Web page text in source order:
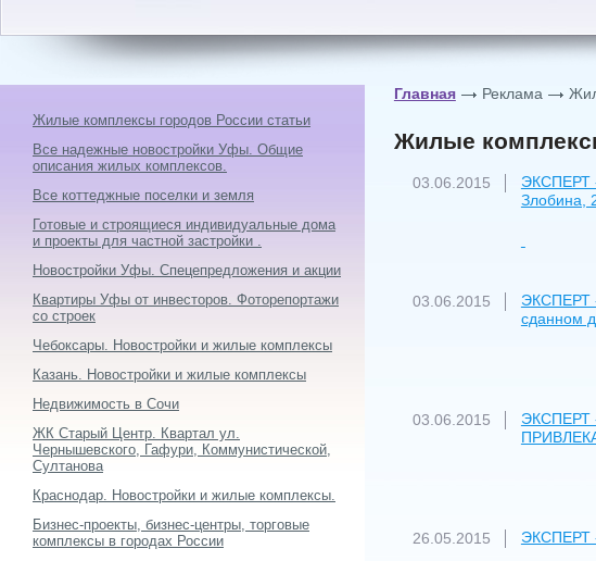
Главная Реклама
Жилые
03.06.2015
ЭКСПЕРТ
Злобина,
03.06.2015
ЭКСПЕРТ
сданном
03.06.2015
ЭКСПЕРТ -
26.05.2015 ЭКСПЕРТ -
Жилые комплексы городов России статьи
Все надежные новостройки Уфы. Общие
описания жилых комплексов.
Все коттеджные поселки и земля
Готовые и строящиеся индивидуальные дома
и проекты для частной застройки .
Новостройки Уфы. Спецепредложения и акции
Квартиры Уфы от инвесторов. Фоторепортажи
со строек
Чебоксары. Новостройки и жилые комплексы
Казань. Новостройки и жилые комплексы
Недвижимость в Сочи
ЖК Старый Центр. Квартал ул.
Чернышевского, Гафури, Коммунистической,
Султанова
Краснодар. Новостройки и жилые комплексы.
Бизнес-проекты, бизнес-центры, торговые
комплексы в городах России